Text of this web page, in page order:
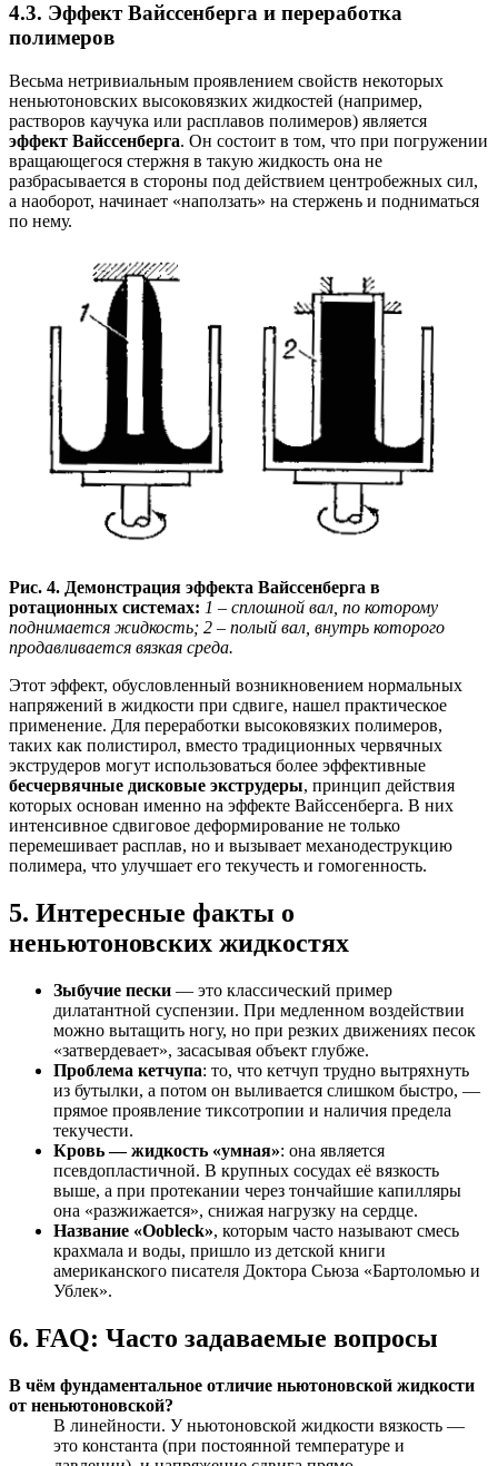
4.3. Эффект Вайссенберга и переработка
полимеров
Весьма нетривиальным проявлением свойств некоторых
неньютоновских высоковязких жидкостей (например,
растворов каучука или расплавов полимеров) является
эффект Вайссенберга. Он состоит в том, что при погружении
вращающегося стержня в такую жидкость она не
разбрасывается в стороны под действием центробежных сил,
а наоборот, начинает «наползать» на стержень и подниматься
по нему.
Рис. 4. Демонстрация эффекта Вайссенберга в
ротационных системах: 1 – сплошной вал, по которому
поднимается жидкость; 2 – полый вал, внутрь которого
продавливается вязкая среда.
Этот эффект, обусловленный возникновением нормальных
напряжений в жидкости при сдвиге, нашел практическое
применение. Для переработки высоковязких полимеров,
таких как полистирол, вместо традиционных червячных
экструдеров могут использоваться более эффективные
бесчервячные дисковые экструдеры, принцип действия
которых основан именно на эффекте Вайссенберга. В них
интенсивное сдвиговое деформирование не только
перемешивает расплав, но и вызывает механодеструкцию
полимера, что улучшает его текучесть и гомогенность.
5. Интересные факты о
неньютоновских жидкостях
Зыбучие пески — это классический пример
дилатантной суспензии. При медленном воздействии
можно вытащить ногу, но при резких движениях песок
«затвердевает», засасывая объект глубже.
Проблема кетчупа: то, что кетчуп трудно вытряхнуть
из бутылки, а потом он выливается слишком быстро, —
прямое проявление тиксотропии и наличия предела
текучести.
Кровь — жидкость «умная»: она является
псевдопластичной. В крупных сосудах её вязкость
выше, а при протекании через тончайшие капилляры
она «разжижается», снижая нагрузку на сердце.
Название «Oobleck», которым часто называют смесь
крахмала и воды, пришло из детской книги
американского писателя Доктора Сьюза «Бартоломью и
Ублек».
6. FAQ: Часто задаваемые вопросы
В чём фундаментальное отличие ньютоновской жидкости
от неньютоновской?
В линейности. У ньютоновской жидкости вязкость —
это константа (при постоянной температуре и